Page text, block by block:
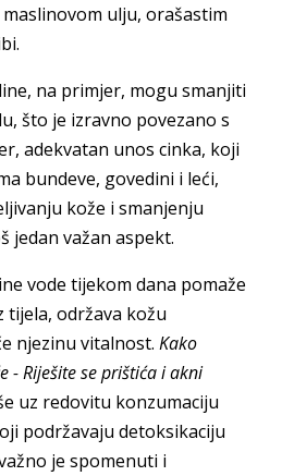
ulju, orašastim
na primjer, mogu smanjiti
što je izravno povezano s
adekvatan unos cinka, koji
bundeve, govedini i leći,
kože i smanjenju
jedan važan aspekt.
vode tijekom dana pomaže
tijela, održava kožu
njezinu vitalnost. Kako
- Riješite se prištića i akni
uz redovitu konzumaciju
podržavaju detoksikaciju
je spomenuti i